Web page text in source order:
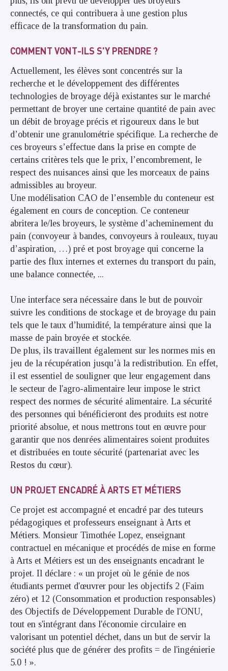
connectés, ce qui contribuera à une gestion plus
efficace de la transformation du pain.
COMMENT VONT-ILS S'Y PRENDRE ?
Actuellement, les élèves sont concentrés sur la
recherche et le développement des différentes
technologies de broyage déjà existantes sur le marché
permettant de broyer une certaine quantité de pain avec
un débit de broyage précis et rigoureux dans le but
d’obtenir une granulométrie spécifique. La recherche de
ces broyeurs s’effectue dans la prise en compte de
certains critères tels que le prix, l’encombrement, le
respect des nuisances ainsi que les morceaux de pains
admissibles au broyeur.
Une modélisation CAO de l’ensemble du conteneur est
également en cours de conception. Ce conteneur
abritera le/les broyeurs, le système d’acheminement du
pain (convoyeur à bandes, convoyeurs à rouleaux, tuyau
d’aspiration, …) pré et post broyage qui concerne la
partie des flux internes et externes du transport du pain,
une balance connectée, ...
Une interface sera nécessaire dans le but de pouvoir
suivre les conditions de stockage et de broyage du pain
tels que le taux d’humidité, la température ainsi que la
masse de pain broyée et stockée.
De plus, ils travaillent également sur les normes mis en
jeu de la récupération jusqu’à la redistribution. En effet,
il est essentiel de souligner que leur engagement dans
le secteur de l'agro-alimentaire leur impose le strict
respect des normes de sécurité alimentaire. La sécurité
des personnes qui bénéficieront des produits est notre
priorité absolue, et nous mettrons tout en œuvre pour
garantir que nos denrées alimentaires soient produites
et distribuées en toute sécurité (partenariat avec les
Restos du cœur).
UN PROJET ENCADRÉ À ARTS ET MÉTIERS
Ce projet est accompagné et encadré par des tuteurs
pédagogiques et professeurs enseignant à Arts et
Métiers. Monsieur Timothée Lopez, enseignant
contractuel en mécanique et procédés de mise en forme
à Arts et Métiers est un des enseignants encadrant le
projet. Il déclare : « un projet où le génie de nos
étudiants permet d'œuvrer pour les objectifs 2 (Faim
zéro) et 12 (Consommation et production responsables)
des Objectifs de Développement Durable de l'ONU,
tout en s'intégrant dans l'économie circulaire en
valorisant un potentiel déchet, dans un but de servir la
société plus que de générer des profits = de l'ingénierie
5.0 ! ».